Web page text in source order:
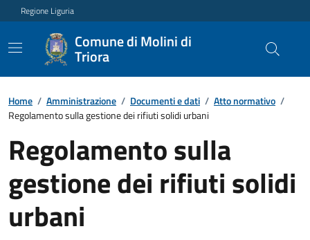
Regione Liguria
Comune di Molini di
Triora
Home / Amministrazione / Documenti e dati / Atto normativo /
Regolamento sulla gestione dei rifiuti solidi urbani
Regolamento sulla
gestione dei rifiuti solidi
urbani